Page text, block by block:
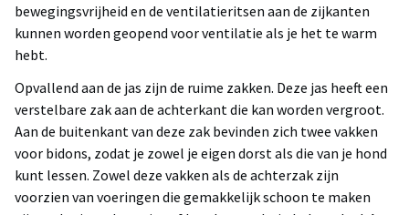
bewegingsvrijheid en de ventilatieritsen aan de zijkanten
kunnen worden geopend voor ventilatie als je het te warm
hebt.
Opvallend aan de jas zijn de ruime zakken. Deze jas heeft een
verstelbare zak aan de achterkant die kan worden vergroot.
Aan de buitenkant van deze zak bevinden zich twee vakken
voor bidons, zodat je zowel je eigen dorst als die van je hond
kunt lessen. Zowel deze vakken als de achterzak zijn
voorzien van voeringen die gemakkelijk schoon te maken